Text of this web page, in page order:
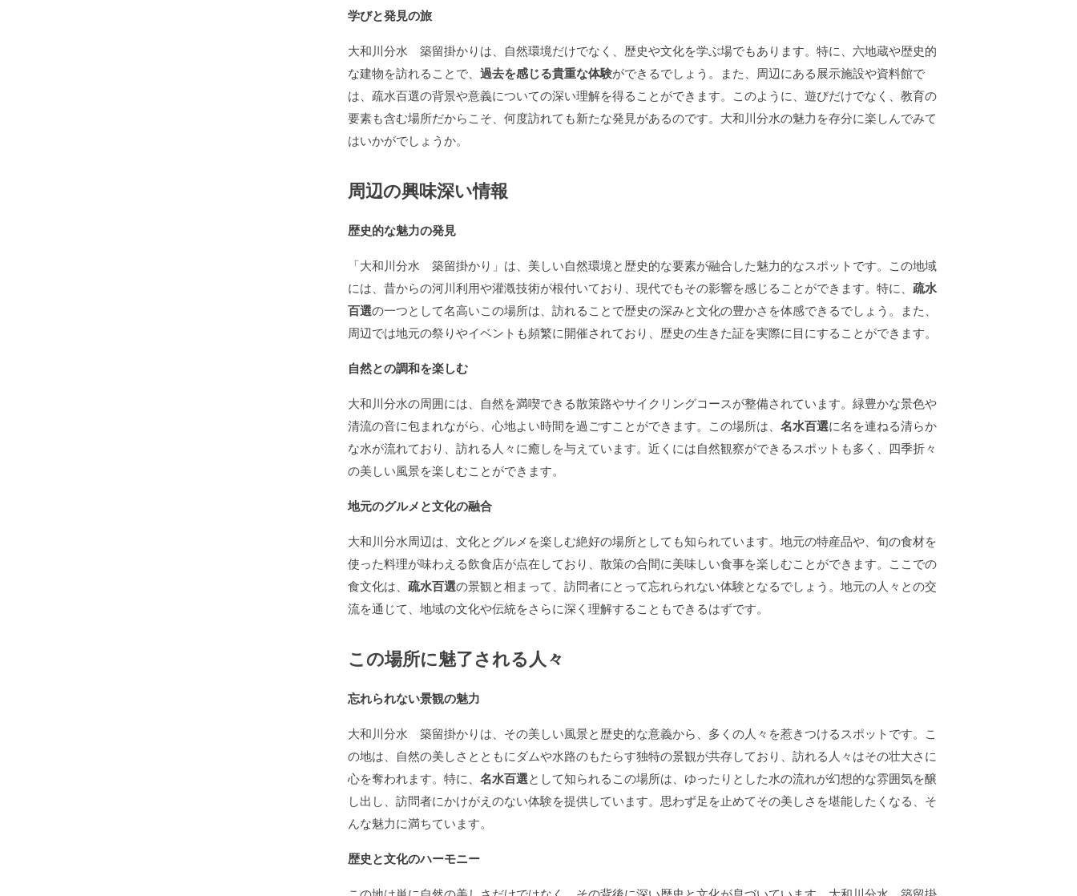
学びと発見の旅
大和川分水 築留掛かりは、自然環境だけでなく、歴史や文化を学ぶ場でもあります。特に、六地蔵や歴史的
な建物を訪れることで、 過去を感じる貴重な体験ができるでしょう。また、周辺にある展示施設や資料館で
は、疏水百選の背景や意義についての深い理解を得ることができます。このように、遊びだけでなく、教育の
要素も含む場所だからこそ、何度訪れても新たな発見があるのです。大和川分水の魅力を存分に楽しんでみて
はいかがでしょうか。
周辺の興味深い情報
歴史的な魅力の発見
「大和川分水 築留掛かり」は、美しい自然環境と歴史的な要素が融合した魅力的なスポットです。この地域
には、昔からの河川利用や灌漑技術が根付いており、現代でもその影響を感じることができます。特に、 疏水
百選の一つとして名高いこの場所は、訪れることで歴史の深みと文化の豊かさを体感できるでしょう。また、
周辺では地元の祭りやイベントも頻繁に開催されており、歴史の生きた証を実際に目にすることができます。
自然との調和を楽しむ
大和川分水の周囲には、自然を満喫できる散策路やサイクリングコースが整備されています。緑豊かな景色や
清流の音に包まれながら、心地よい時間を過ごすことができます。この場所は、 名水百選に名を連ねる清らか
な水が流れており、訪れる人々に癒しを与えています。近くには自然観察ができるスポットも多く、四季折々
の美しい風景を楽しむことができます。
地元のグルメと文化の融合
大和川分水周辺は、文化とグルメを楽しむ絶好の場所としても知られています。地元の特産品や、旬の食材を
使った料理が味わえる飲食店が点在しており、散策の合間に美味しい食事を楽しむことができます。ここでの
食文化は、 疏水百選の景観と相まって、訪問者にとって忘れられない体験となるでしょう。地元の人々との交
流を通じて、地域の文化や伝統をさらに深く理解することもできるはずです。
この場所に魅了される人々
忘れられない景観の魅力
大和川分水 築留掛かりは、その美しい風景と歴史的な意義から、多くの人々を惹きつけるスポットです。こ
の地は、自然の美しさとともにダムや水路のもたらす独特の景観が共存しており、訪れる人々はその壮大さに
心を奪われます。特に、 名水百選として知られるこの場所は、ゆったりとした水の流れが幻想的な雰囲気を醸
し出し、訪問者にかけがえのない体験を提供しています。思わず足を止めてその美しさを堪能したくなる、そ
んな魅力に満ちています。
歴史と文化のハーモニー